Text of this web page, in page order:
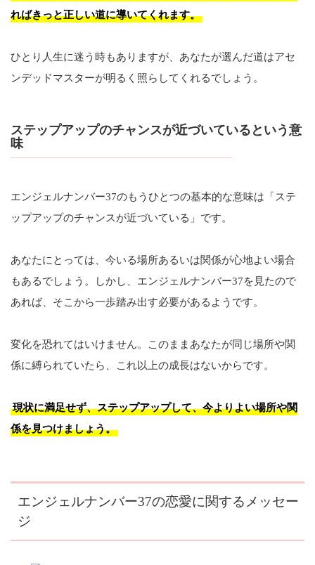
ればきっと正しい道に導いてくれます。
ひとり人生に迷う時もありますが、あなたが選んだ道はアセ
ンデッドマスターが明るく照らしてくれるでしょう。
ステップアップのチャンスが近づいているという意
味
エンジェルナンバー37のもうひとつの基本的な意味は「ステ
ップアップのチャンスが近づいている」です。
あなたにとっては、今いる場所あるいは関係が心地よい場合
もあるでしょう。しかし、エンジェルナンバー37を見たので
あれば、そこから一歩踏み出す必要があるようです。
変化を恐れてはいけません。このままあなたが同じ場所や関
係に縛られていたら、これ以上の成長はないからです。
現状に満足せず、ステップアップして、今よりよい場所や関
係を見つけましょう。
エンジェルナンバー37の恋愛に関するメッセー
ジ